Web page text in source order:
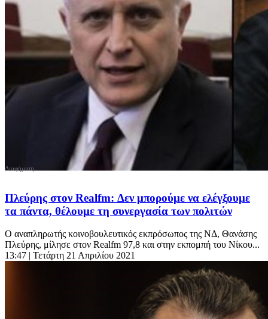
Πλεύρης στον Realfm: Δεν μπορούμε να ελέγξουμε
τα πάντα, θέλουμε τη συνεργασία των πολιτών
Ο αναπληρωτής κοινοβουλευτικός εκπρόσωπος της ΝΔ, Θανάσης
Πλεύρης, μίλησε στον Realfm 97,8 και στην εκπομπή του Νίκου...
13:47 | Τετάρτη 21 Απριλίου 2021